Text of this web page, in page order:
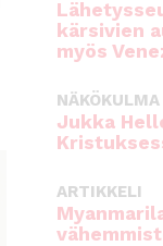
kärsivien
myös
NÄKÖKULMA
Jukka
ARTIKKELI